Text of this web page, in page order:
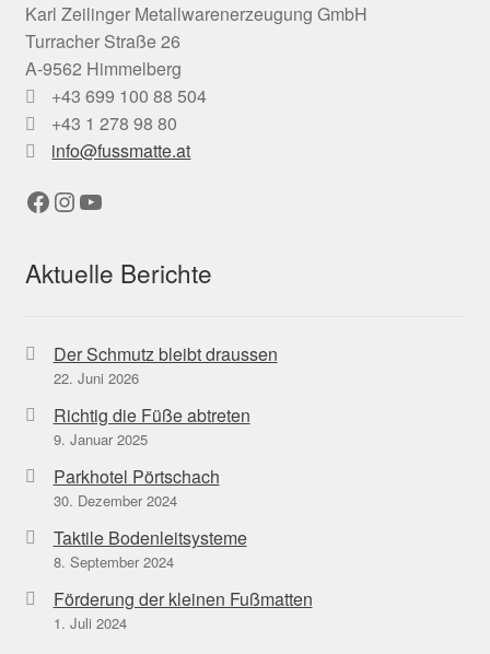
Karl Zeilinger Metallwarenerzeugung GmbH
Turracher Straße 26
A-9562 Himmelberg
+43 699 100 88 504
+43 1 278 98 80
info@fussmatte.at
Facebook
Instagram
YouTube
Aktuelle Berichte
Der Schmutz bleibt draussen
22. Juni 2026
Richtig die Füße abtreten
9. Januar 2025
Parkhotel Pörtschach
30. Dezember 2024
Taktile Bodenleitsysteme
8. September 2024
Förderung der kleinen Fußmatten
1. Juli 2024